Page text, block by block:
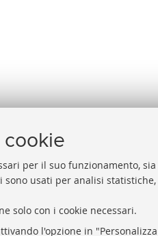
cookie
per il suo funzionamento,
usati per analisi
solo con i cookie necessari.
l'opzione in